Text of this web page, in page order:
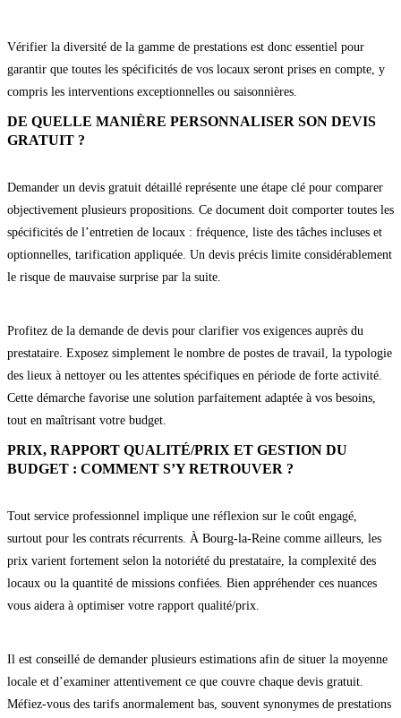
Vérifier la diversité de la gamme de prestations est donc essentiel pour
garantir que toutes les spécificités de vos locaux seront prises en compte, y
compris les interventions exceptionnelles ou saisonnières.
DE QUELLE MANIÈRE PERSONNALISER SON DEVIS
GRATUIT ?
Demander un devis gratuit détaillé représente une étape clé pour comparer
objectivement plusieurs propositions. Ce document doit comporter toutes les
spécificités de l’entretien de locaux : fréquence, liste des tâches incluses et
optionnelles, tarification appliquée. Un devis précis limite considérablement
le risque de mauvaise surprise par la suite.
Profitez de la demande de devis pour clarifier vos exigences auprès du
prestataire. Exposez simplement le nombre de postes de travail, la typologie
des lieux à nettoyer ou les attentes spécifiques en période de forte activité.
Cette démarche favorise une solution parfaitement adaptée à vos besoins,
tout en maîtrisant votre budget.
PRIX, RAPPORT QUALITÉ/PRIX ET GESTION DU
BUDGET : COMMENT S’Y RETROUVER ?
Tout service professionnel implique une réflexion sur le coût engagé,
surtout pour les contrats récurrents. À Bourg-la-Reine comme ailleurs, les
prix varient fortement selon la notoriété du prestataire, la complexité des
locaux ou la quantité de missions confiées. Bien appréhender ces nuances
vous aidera à optimiser votre rapport qualité/prix.
Il est conseillé de demander plusieurs estimations afin de situer la moyenne
locale et d’examiner attentivement ce que couvre chaque devis gratuit.
Méfiez-vous des tarifs anormalement bas, souvent synonymes de prestations